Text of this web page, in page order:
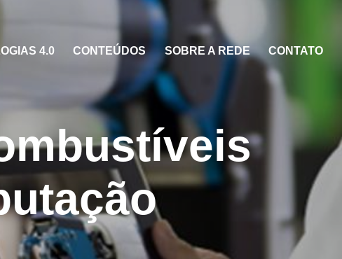
4.0 CONTEÚDOS SOBRE A REDE CONTATO